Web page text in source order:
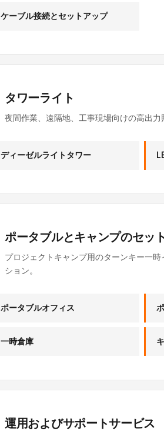
ケーブル接続とセットアップ
タワーライト
夜間作業、遠隔地、工事現場向けの高出
ディーゼルライトタワー
ポータブルとキャンプのセッ
プロジェクトキャンプ用のターンキー一
ション。
ポータブルオフィス
一時倉庫
運用およびサポートサービス